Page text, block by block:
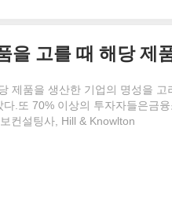
제품을 생산한 기업의 명성을
.또 70% 이상의 투자자들은금
컨설팅사, Hill & Knowlton